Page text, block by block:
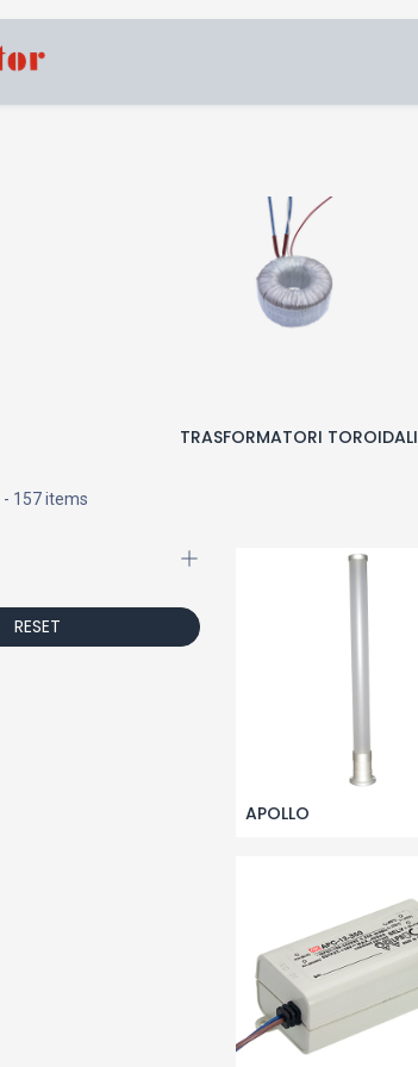
TRASFORMATORI TOROIDALI
- 157 items
RESET
APOLLO